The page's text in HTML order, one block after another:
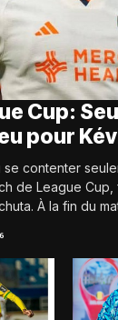
Cup:
pour
contenter
de League Cup,
À la fin du